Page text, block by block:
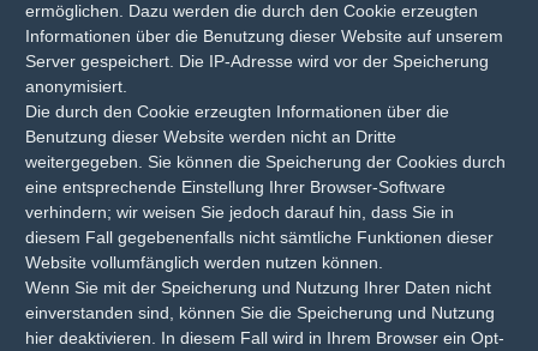
ermöglichen. Dazu werden die durch den Cookie erzeugten
Informationen über die Benutzung dieser Website auf unserem
Server gespeichert. Die IP-Adresse wird vor der Speicherung
anonymisiert.
Die durch den Cookie erzeugten Informationen über die
Benutzung dieser Website werden nicht an Dritte
weitergegeben. Sie können die Speicherung der Cookies durch
eine entsprechende Einstellung Ihrer Browser-Software
verhindern; wir weisen Sie jedoch darauf hin, dass Sie in
diesem Fall gegebenenfalls nicht sämtliche Funktionen dieser
Website vollumfänglich werden nutzen können.
Wenn Sie mit der Speicherung und Nutzung Ihrer Daten nicht
einverstanden sind, können Sie die Speicherung und Nutzung
hier deaktivieren. In diesem Fall wird in Ihrem Browser ein Opt-